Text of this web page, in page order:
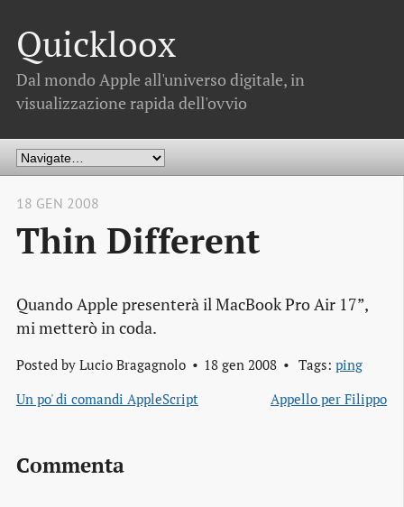
Quickloox
Dal mondo Apple all'universo digitale, in
visualizzazione rapida dell'ovvio
18 GEN 2008
Thin Different
Quando Apple presenterà il MacBook Pro Air 17”,
mi metterò in coda.
Posted by Lucio Bragagnolo 18 gen 2008 Tags: ping
Un po' di comandi AppleScript
Appello per Filippo
Commenta